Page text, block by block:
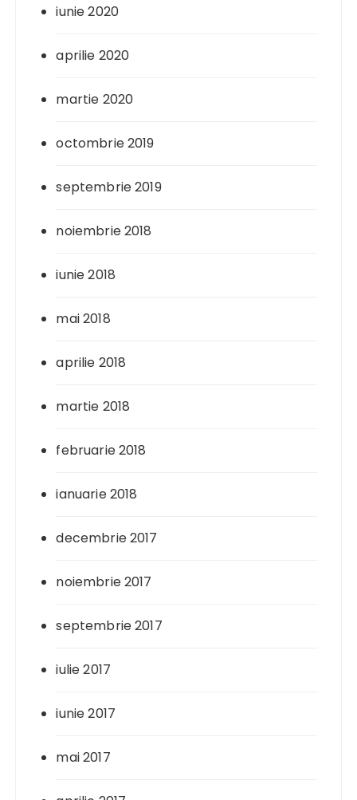
iunie 2020
aprilie 2020
martie 2020
octombrie 2019
septembrie 2019
noiembrie 2018
iunie 2018
mai 2018
aprilie 2018
martie 2018
februarie 2018
ianuarie 2018
decembrie 2017
noiembrie 2017
septembrie 2017
iulie 2017
iunie 2017
mai 2017